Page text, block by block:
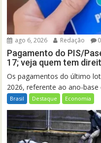
ago 6, 2026 Redação 0
Pagamento do PIS/
17; veja quem tem
Os pagamentos do último
2026, referente ao ano-base
Brasil Destaque Economia